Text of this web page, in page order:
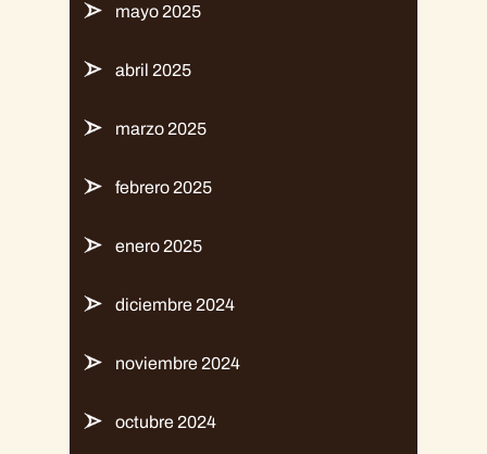
mayo 2025
abril 2025
marzo 2025
febrero 2025
enero 2025
diciembre 2024
noviembre 2024
octubre 2024